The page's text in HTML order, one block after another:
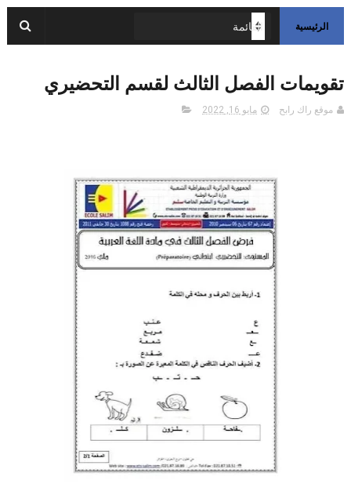
الرئيسية
تقويمات الفصل الثالث لقسم التحضيري
موقع راك رابح مايو 16, 2022